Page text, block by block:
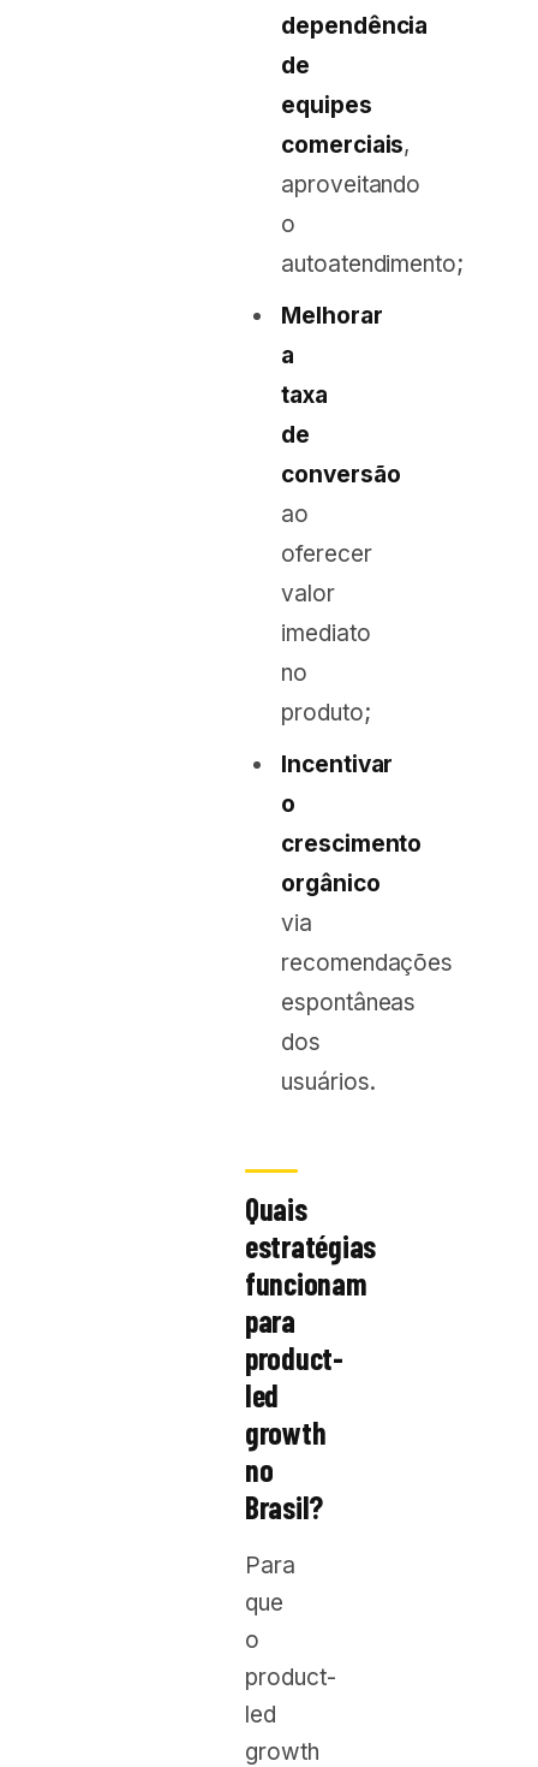
dependência
de
equipes
comerciais,
aproveitando
o
autoatendimento;
Melhorar
a
taxa
de
conversão
ao
oferecer
valor
imediato
no
produto;
Incentivar
o
crescimento
orgânico
via
recomendações
espontâneas
dos
usuários.
Quais
estratégias
funcionam
para
product-
led
growth
no
Brasil?
Para
que
o
product-
led
growth